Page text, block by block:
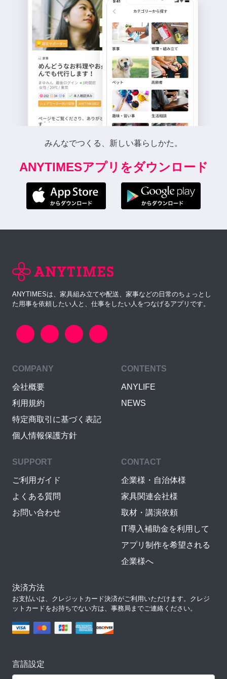
みんなでつくる、新しい暮らしかた。
ANYTIMESアプリをダウンロード
ANYTIMESは、家具組み立てや配送、家事などの日常のちょっとし
た用事を依頼したい人と、仕事をしたい人をつなげるアプリです。
COMPANY
会社概要
利用規約
特定商取引に基づく表記
個人情報保護方針
CONTENTS
ANYLIFE
NEWS
SUPPORT
ご利用ガイド
よくある質問
お問い合わせ
CONTACT
企業様・自治体様
家具関連会社様
取材・講演依頼
IT導入補助金を利用して
アプリ制作を希望される
企業様へ
決済方法
お支払いは、クレジットカード決済がご利用いただけます。クレジ
ットカードをお持ちでない方は、事務局までご連絡ください。
言語設定